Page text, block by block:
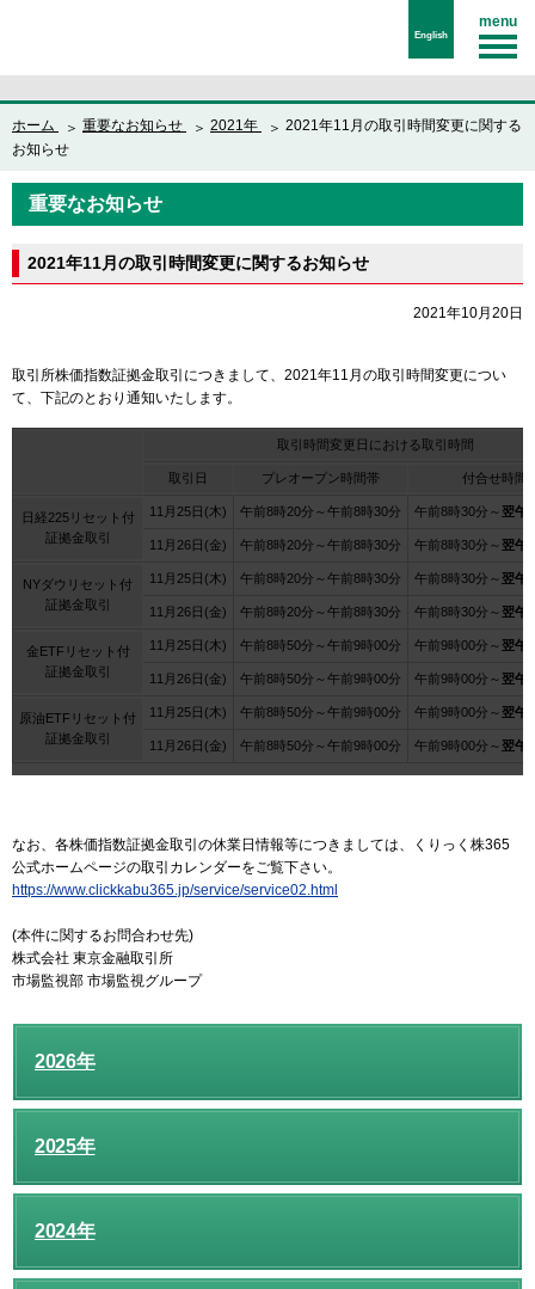
English
ホーム 重要なお知らせ 2021年
2021年11月の取引時間変更に関する
お知らせ
重要なお知らせ
2021年11月の取引時間変更に関するお知らせ
2021年10月20日
取引所株価指数証拠金取引につきまして、2021年11月の取引時間変更につい
て、下記のとおり通知いたします。
取引時間変更日における取引時間
取引日 プレオープン時間帯 付合せ時間
日経225リセット付
証拠金取引
11月25日(木) 午前8時20分～午前8時30分 午前8時30分～ 翌午
11月26日(金) 午前8時20分～午前8時30分 午前8時30分～ 翌午
NYダウリセット付
証拠金取引
11月25日(木) 午前8時20分～午前8時30分 午前8時30分～ 翌午
11月26日(金) 午前8時20分～午前8時30分 午前8時30分～ 翌午
金ETFリセット付
証拠金取引
11月25日(木) 午前8時50分～午前9時00分 午前9時00分～ 翌午
11月26日(金) 午前8時50分～午前9時00分 午前9時00分～ 翌午
原油ETFリセット付
証拠金取引
11月25日(木) 午前8時50分～午前9時00分 午前9時00分～ 翌午
11月26日(金) 午前8時50分～午前9時00分 午前9時00分～ 翌午
なお、各株価指数証拠金取引の休業日情報等につきましては、くりっく株365
公式ホームページの取引カレンダーをご覧下さい。
https://www.clickkabu365.jp/service/service02.html
(本件に関するお問合わせ先)
株式会社 東京金融取引所
市場監視部 市場監視グループ
2026年
2025年
2024年
menu